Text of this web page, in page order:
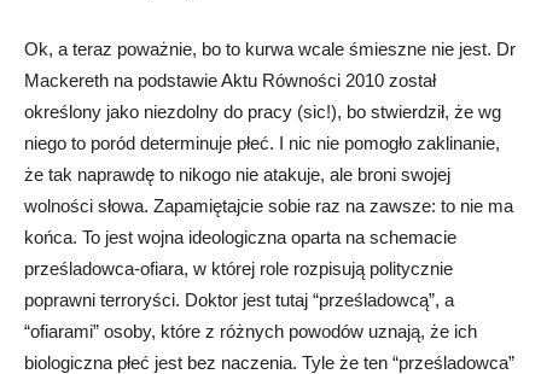
Ok, a teraz poważnie, bo to kurwa wcale śmieszne nie jest. Dr
Mackereth na podstawie Aktu Równości 2010 został
określony jako niezdolny do pracy (sic!), bo stwierdził, że wg
niego to poród determinuje płeć. I nic nie pomogło zaklinanie,
że tak naprawdę to nikogo nie atakuje, ale broni swojej
wolności słowa. Zapamiętajcie sobie raz na zawsze: to nie ma
końca. To jest wojna ideologiczna oparta na schemacie
prześladowca-ofiara, w której role rozpisują politycznie
poprawni terroryści. Doktor jest tutaj “prześladowcą”, a
“ofiarami” osoby, które z różnych powodów uznają, że ich
biologiczna płeć jest bez naczenia. Tyle że ten “prześladowca”